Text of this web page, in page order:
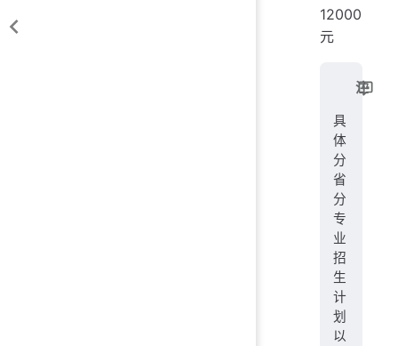
12000
元
注
具
体
分
省
分
专
业
招
生
计
划
以